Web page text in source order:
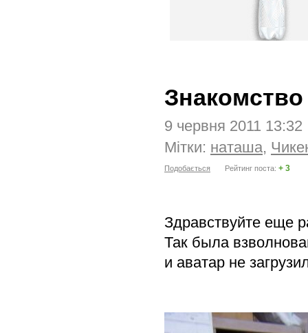
9 червня 2011
Мітки: наташа,
Подобається Рейтинг поста: + 3
Здравствуйте еще
Так была
и аватар не